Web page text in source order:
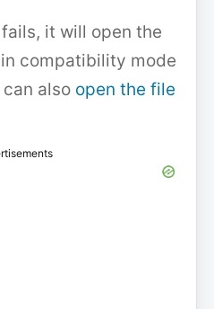
it will open the
compatibility mode
also open the file